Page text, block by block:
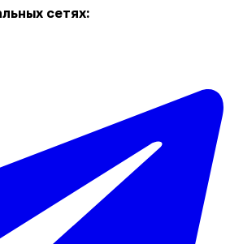
сетях: